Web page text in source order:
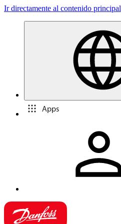
Ir directamente al contenido principal
Apps